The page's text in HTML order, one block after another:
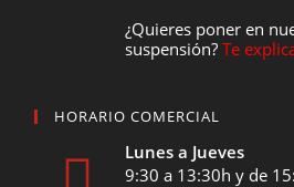
¿Quieres poner en
suspensión?Te
HORARIO COMERCIAL
Lunes a Jueves
9:30 a 13:30h y de